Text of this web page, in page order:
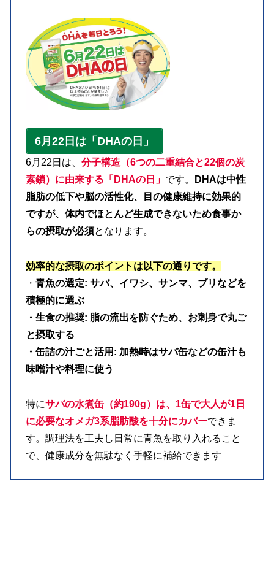
6月22日は「DHAの日」
6月22日は、 分子構造（6つの二重結合と22個の炭
素鎖）に由来する「DHAの日」 です。
DHAは中性
脂肪の低下や脳の活性化、目の健康維持に効果的
ですが、体内でほとんど生成できないため食事か
らの摂取が必須となります。
効率的な摂取のポイントは以下の通りです。
・ 青魚の選定: サバ、イワシ、サンマ、ブリなどを
積極的に選ぶ
・生食の推奨: 脂の流出を防ぐため、お刺身で丸ご
と摂取する
・缶詰の汁ごと活用: 加熱時はサバ缶などの缶汁も
味噌汁や料理に使う
特にサバの水煮缶（約190g）は、1缶で大人が1日
に必要なオメガ3系脂肪酸を十分にカバーできま
す。調理法を工夫し日常に青魚を取り入れること
で、健康成分を無駄なく手軽に補給できます